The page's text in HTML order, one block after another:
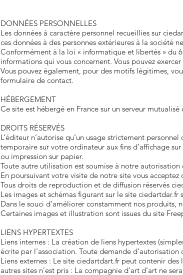
DONNÉES PERSONNELLES
Les données à caractère personnel recueillies sur
ces données à des personnes extérieures à la société
Conformément à la loi « informatique et libertés » du
informations qui vous concernent. Vous pouvez
Vous pouvez également, pour des motifs légitimes,
formulaire de contact.
HÉBERGEMENT
Ce site est hébergé en France sur un serveur
DROITS RÉSERVÉS
L’éditeur n’autorise qu’un usage strictement
temporaire sur votre ordinateur aux fins d’affichage
ou impression sur papier.
Toute autre utilisation est soumise à notre autorisation
En poursuivant votre visite de notre site vous
Tous droits de reproduction et de diffusion réservés
Les images et schémas figurant sur le site
Dans le souci d’améliorer constamment nos produits,
Certaines images et illustration sont issues du site
LIENS HYPERTEXTES
Liens internes : La création de liens hypertextes
écrite par l’association. Toute demande
Liens externes : Le site ciedartdart.fr peut contenir
autres sites n’est pris : La compagnie d'art d'art ne